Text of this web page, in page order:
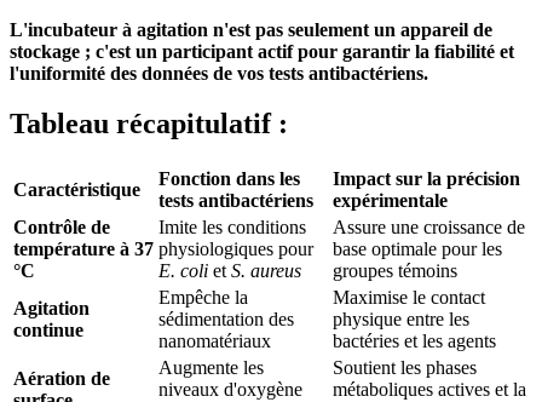
L'incubateur à agitation n'est pas seulement un appareil de
stockage ; c'est un participant actif pour garantir la fiabilité et
l'uniformité des données de vos tests antibactériens.
Tableau récapitulatif :
Caractéristique
Fonction dans les
tests antibactériens
Impact sur la précision
expérimentale
Contrôle de
température à 37
°C
Imite les conditions
physiologiques pour
E. coli et S. aureus
Assure une croissance de
base optimale pour les
groupes témoins
Agitation
continue
Empêche la
sédimentation des
nanomatériaux
Maximise le contact
physique entre les
bactéries et les agents
Aération de
Augmente les
niveaux d'oxygène
Soutient les phases
métaboliques actives et la